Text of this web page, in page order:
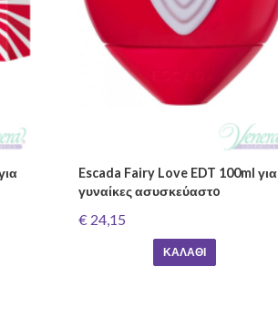
Escada Fairy Love EDT 100ml για
γυναίκες ασυσκεύαστo
€ 24,15
ΚΑΛΆΘΙ